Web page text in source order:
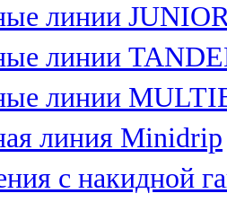
линии
линии
линии
линия Minidrip
с накидной